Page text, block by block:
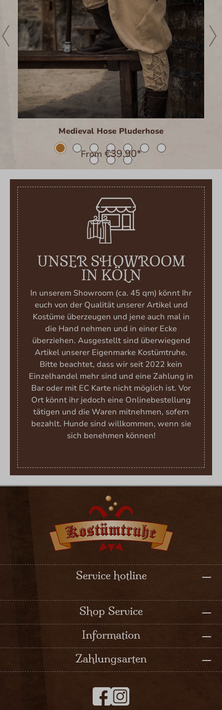
Medieval Hose Pluderhose
From €39.90*
UNSER SHOWROOM
IN KÖLN
In unserem Showroom (ca. 45 qm) könnt Ihr
euch von der Qualität unserer Artikel und
Kostüme überzeugen und jene auch mal in
die Hand nehmen und in einer Ecke
überziehen. Ausgestellt sind überwiegend
Artikel unserer Eigenmarke Kostümtruhe.
Bitte beachtet, dass wir seit 2022 kein
Einzelhandel mehr sind und eine Zahlung in
Bar oder mit EC Karte nicht möglich ist. Vor
Ort könnt ihr jedoch eine Onlinebestellung
tätigen und die Waren mitnehmen, sofern
bezahlt. Hunde sind willkommen, wenn sie
sich benehmen können!
Service hotline
Shop Service
Information
Zahlungsarten